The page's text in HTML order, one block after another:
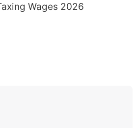
Wages 2026